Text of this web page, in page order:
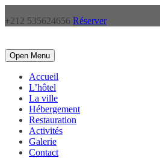
+212 535624656 Réserver
Open Menu
Accueil
L’hôtel
La ville
Hébergement
Restauration
Activités
Galerie
Contact